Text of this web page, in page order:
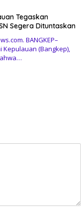
Tegaskan
Segera Dituntaskan
BANGKEP–
Kepulauan (Bangkep),